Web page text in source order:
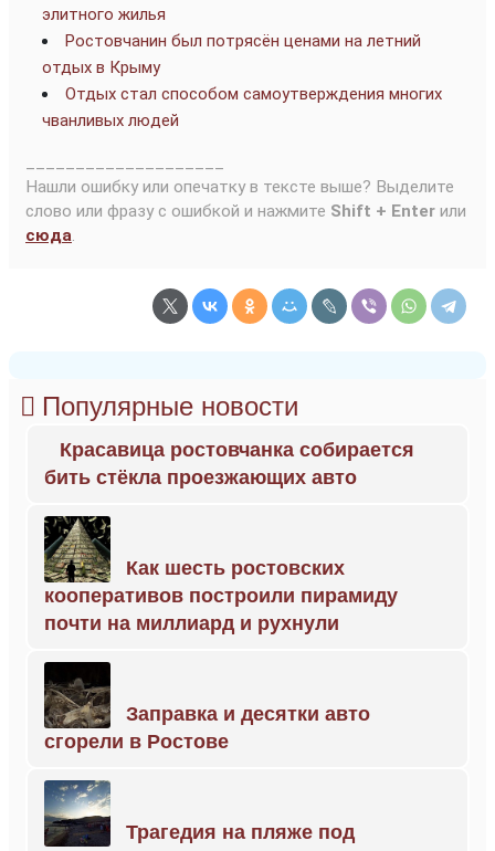
элитного жилья
Ростовчанин был потрясён ценами на летний
отдых в Крыму
Отдых стал способом самоутверждения многих
чванливых людей
Нашли ошибку или опечатку в тексте выше? Выделите
слово или фразу с ошибкой и нажмите Shift + Enter или
сюда.
Популярные новости
Красавица ростовчанка собирается
бить стёкла проезжающих авто
Как шесть ростовских
кооперативов построили пирамиду
почти на миллиард и рухнули
Заправка и десятки авто
сгорели в Ростове
Трагедия на пляже под